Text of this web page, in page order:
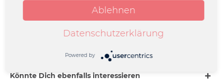
mehr
Könnte Dich ebenfalls interessieren
Ablehnen
Datenschutzerklärung
Powered by